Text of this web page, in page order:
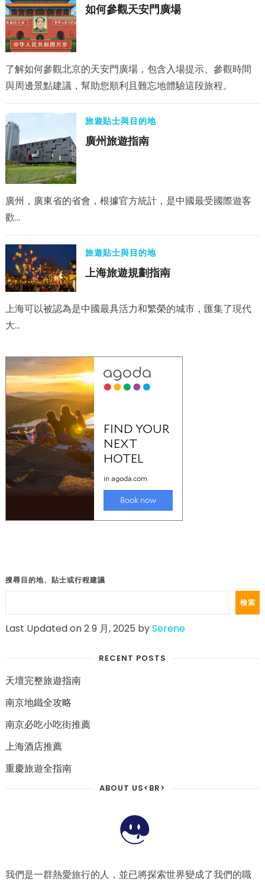
如何參觀天安門廣場
了解如何參觀北京的天安門廣場，包含入場提示、參觀時間
與周邊景點建議，幫助您順利且難忘地體驗這段旅程。
旅遊貼士與目的地
廣州旅遊指南
廣州，廣東省的省會，根據官方統計，是中國最受國際遊客
歡…
旅遊貼士與目的地
上海旅遊規劃指南
上海可以被認為是中國最具活力和繁榮的城市，匯集了現代
大…
搜尋目的地、貼士或行程建議
檢索
Last Updated on 2 9 月, 2025 bySerene
RECENT POSTS
天壇完整旅遊指南
南京地鐵全攻略
南京必吃小吃街推薦
上海酒店推薦
重慶旅遊全指南
ABOUT US<BR>
我們是一群熱愛旅行的人，並已將探索世界變成了我們的職